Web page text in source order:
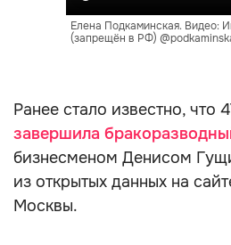
Елена Подкаминская. Видео:
(запрещён в РФ)
Ранее стало известно, что
завершила
бизнесменом Денисом
из открытых данных на
Москвы.